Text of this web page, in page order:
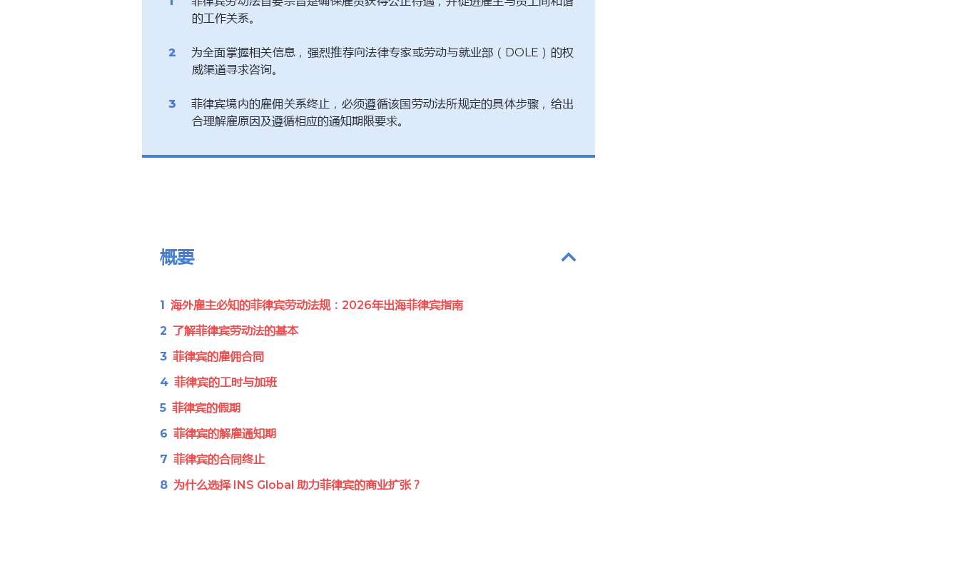
的工作关系。
为全面掌握相关信息，强烈推荐向法律专家或劳动与就业部（DOLE）的权
威渠道寻求咨询。
菲律宾境内的雇佣关系终止，必须遵循该国劳动法所规定的具体步骤，给出
合理解雇原因及遵循相应的通知期限要求。
概要
海外雇主必知的菲律宾劳动法规：2026年出海菲律宾指南
了解菲律宾劳动法的基本
菲律宾的雇佣合同
菲律宾的工时与加班
菲律宾的假期
菲律宾的解雇通知期
菲律宾的合同终止
为什么选择 INS Global 助力菲律宾的商业扩张？